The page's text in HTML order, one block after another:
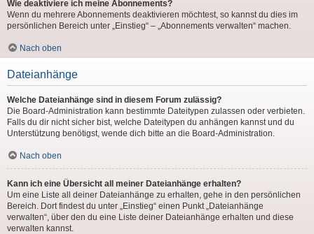
Wie deaktiviere ich meine Abonnements?
Wenn du mehrere Abonnements deaktivieren möchtest, so kannst du dies im
persönlichen Bereich unter „Einstieg“ – „Abonnements verwalten“ machen.
Nach oben
Dateianhänge
Welche Dateianhänge sind in diesem Forum zulässig?
Die Board-Administration kann bestimmte Dateitypen zulassen oder verbieten.
Falls du dir nicht sicher bist, welche Dateitypen du anhängen kannst und du
Unterstützung benötigst, wende dich bitte an die Board-Administration.
Nach oben
Kann ich eine Übersicht all meiner Dateianhänge erhalten?
Um eine Liste all deiner Dateianhänge zu erhalten, gehe in den persönlichen
Bereich. Dort findest du unter „Einstieg“ einen Punkt „Dateianhänge
verwalten“, über den du eine Liste deiner Dateianhänge erhalten und diese
verwalten kannst.